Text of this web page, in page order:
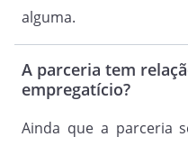
alguma.
A parceria tem
empregatício?
Ainda que a parceria